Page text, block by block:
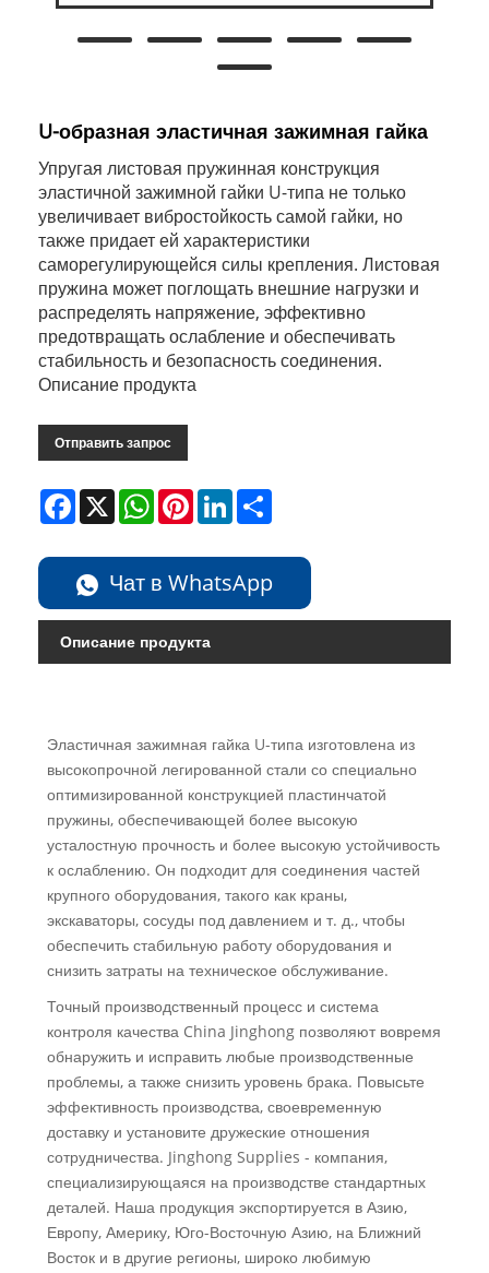
U-образная эластичная зажимная гайка
Упругая листовая пружинная конструкция
эластичной зажимной гайки U-типа не только
увеличивает вибростойкость самой гайки, но
также придает ей характеристики
саморегулирующейся силы крепления. Листовая
пружина может поглощать внешние нагрузки и
распределять напряжение, эффективно
предотвращать ослабление и обеспечивать
стабильность и безопасность соединения.
Описание продукта
Отправить запрос
Facebook
X WhatsAppPinterestLinkedIn
Чат в WhatsApp
Описание продукта
Эластичная зажимная гайка U-типа изготовлена ​​из
высокопрочной легированной стали со специально
оптимизированной конструкцией пластинчатой ​​
пружины, обеспечивающей более высокую
усталостную прочность и более высокую устойчивость
к ослаблению. Он подходит для соединения частей
крупного оборудования, такого как краны,
экскаваторы, сосуды под давлением и т. д., чтобы
обеспечить стабильную работу оборудования и
снизить затраты на техническое обслуживание.
Точный производственный процесс и система
контроля качества China Jinghong позволяют вовремя
обнаружить и исправить любые производственные
проблемы, а также снизить уровень брака. Повысьте
эффективность производства, своевременную
доставку и установите дружеские отношения
сотрудничества. Jinghong Supplies - компания,
специализирующаяся на производстве стандартных
деталей. Наша продукция экспортируется в Азию,
Европу, Америку, Юго-Восточную Азию, на Ближний
Восток и в другие регионы, широко любимую